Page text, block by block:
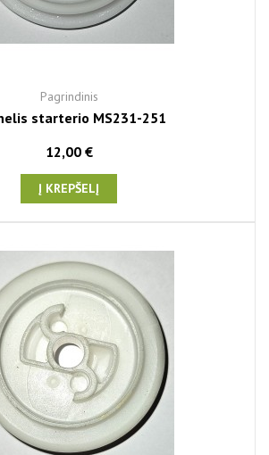
Pagrindinis
starterio MS231-251
12,00 €
Į KREPŠELĮ